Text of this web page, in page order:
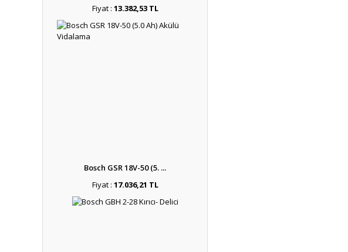
Fiyat : 13.382,53 TL
Bosch GSR 18V-50 (5. ...
Fiyat : 17.036,21 TL